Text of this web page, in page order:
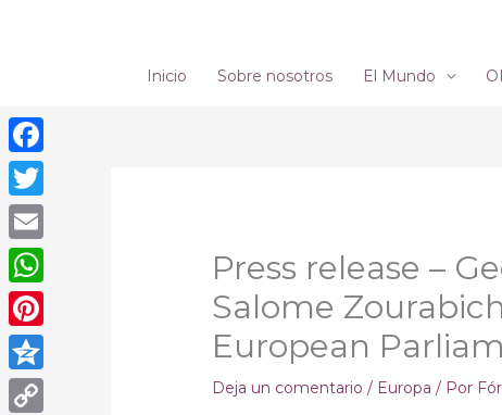
Inicio Sobre nosotros El Mundo
Press release –
Salome
European
Deja un comentario / Europa / Por
Facebook
Twitter
Email
WhatsApp
Pinterest
Qzone